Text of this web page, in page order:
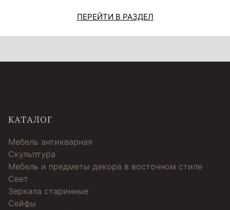
ПЕРЕЙТИ В РАЗДЕЛ
КАТАЛОГ
Мебель антикварная
Скульптура
Мебель и предметы декора в восточном стиле
Свет
Зеркала старинные
Cейфы